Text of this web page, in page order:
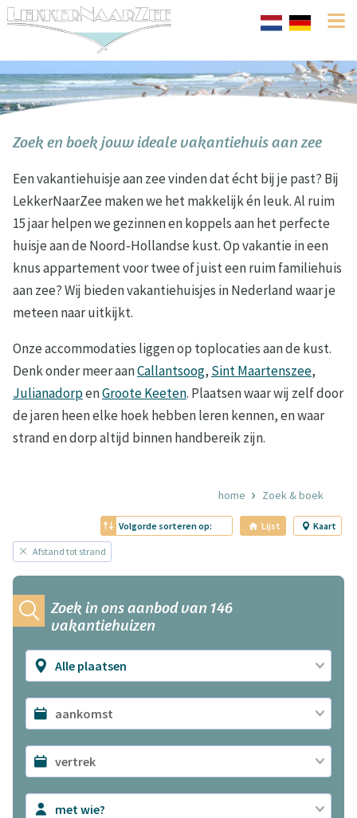
Zoek en boek jouw ideale vakantiehuis aan zee
Een vakantiehuisje aan zee vinden dat écht bij je past? Bij
LekkerNaarZee maken we het makkelijk én leuk. Al ruim
15 jaar helpen we gezinnen en koppels aan het perfecte
huisje aan de Noord-Hollandse kust. Op vakantie in een
knus appartement voor twee of juist een ruim familiehuis
aan zee? Wij bieden vakantiehuisjes in Nederland waar je
meteen naar uitkijkt.
Onze accommodaties liggen op toplocaties aan de kust.
Denk onder meer aanCallantsoog, Sint Maartenszee,
JulianadorpenGroote Keeten. Plaatsen waar wij zelf door
de jaren heen elke hoek hebben leren kennen, en waar
strand en dorp altijd binnen handbereik zijn.
home Zoek & boek
Volgorde sorteren op: Lijst Kaart
Afstand tot strand
Zoek in ons aanbod van 146
vakantiehuizen
Alle plaatsen
met wie?